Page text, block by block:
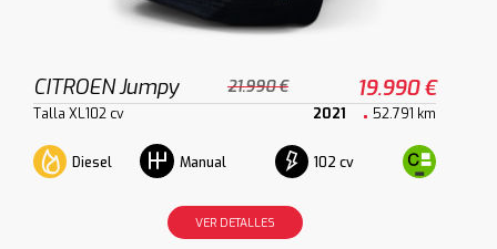
CITROEN Jumpy 21.990 € 19.990 €
Talla XL102 cv 2021 52.791 km
Diesel Manual 102 cv
VER DETALLES